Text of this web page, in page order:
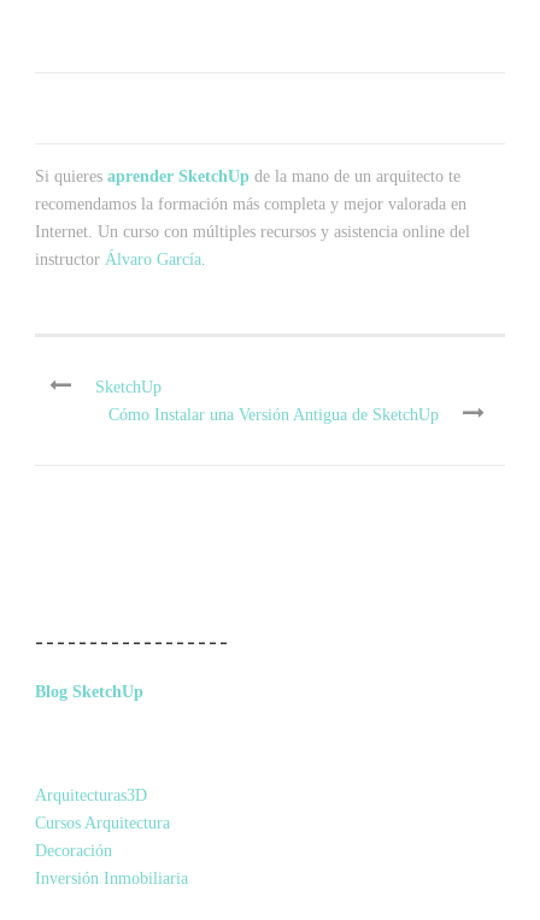
Si quieres aprender SketchUp de la mano de un arquitecto te
recomendamos la formación más completa y mejor valorada en
Internet. Un curso con múltiples recursos y asistencia online del
instructor Álvaro García.
SketchUp
Cómo Instalar una Versión Antigua de SketchUp
Blog SketchUp
Arquitecturas3D
Cursos Arquitectura
Decoración
Inversión Inmobiliaria